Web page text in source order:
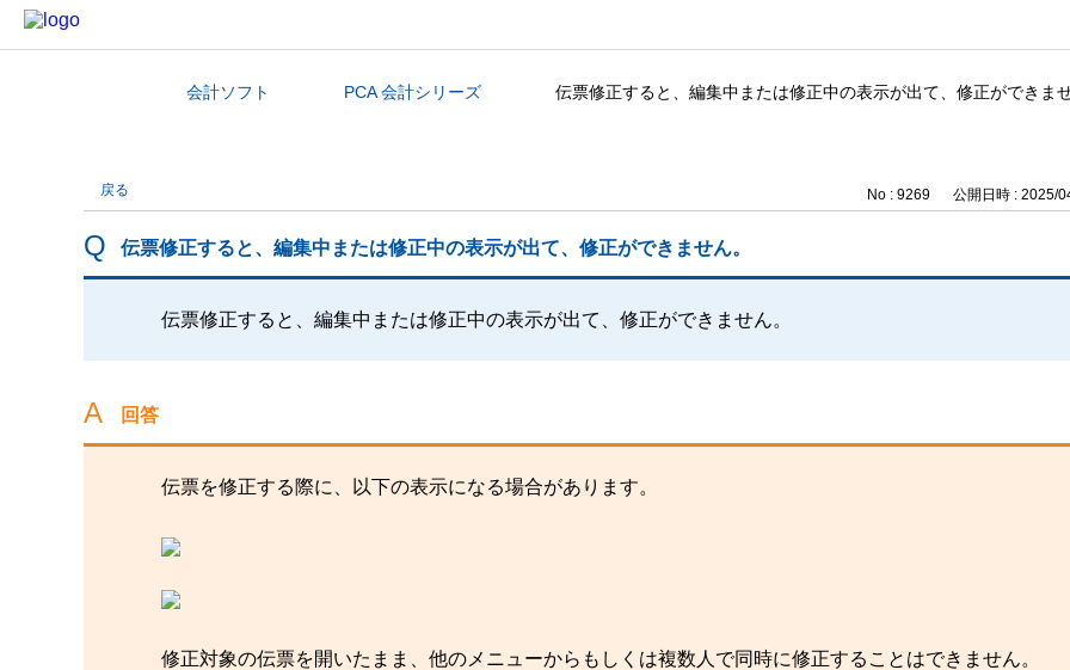
カテゴリから探す
会計ソフト PCA 会計シリーズ 伝票修正すると、編集中または修正中の表示が出て、修正ができま
戻る No : 9269 公開日時 : 2025/
伝票修正すると、編集中または修正中の表示が出て、修正ができません。
伝票修正すると、編集中または修正中の表示が出て、修正ができません。
回答
伝票を修正する際に、以下の表示になる場合があります。
修正対象の伝票を開いたまま、他のメニューからもしくは複数人で同時に修正することはできません。